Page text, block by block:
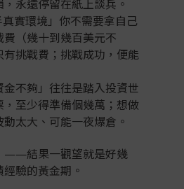
永遠停留在紙上談兵。
實環境」你不需要拿自己
（幾十到幾百美元不
挑戰費；挑戰成功，便能
不夠」往往是踏入投資世
至少得準備個幾萬；想做
太大、可能一夜爆倉。
——結果一觀望就是好幾
驗的黃金期。